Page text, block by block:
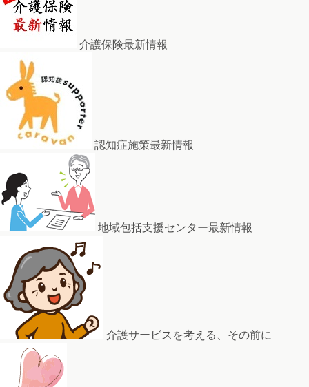
介護保険最新情報
認知症施策最新情報
地域包括支援センター最新情報
介護サービスを考える、その前に